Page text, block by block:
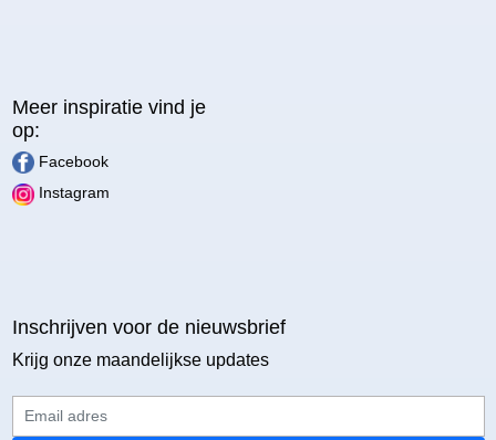
Meer inspiratie vind je
op:
Facebook
Instagram
Inschrijven voor de nieuwsbrief
Krijg onze maandelijkse updates